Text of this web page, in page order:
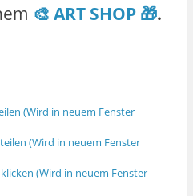
🎨 ART SHOP 🎁.
(Wird in neuem Fenster
(Wird in neuem Fenster
(Wird in neuem Fenster